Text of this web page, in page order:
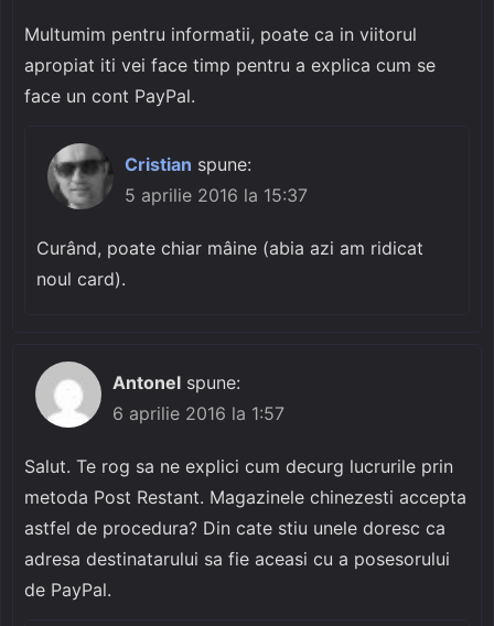
Multumim pentru informatii, poate ca in viitorul
apropiat iti vei face timp pentru a explica cum se
face un cont PayPal.
Cristian spune:
5 aprilie 2016 la 15:37
Curând, poate chiar mâine (abia azi am ridicat
noul card).
Antonel spune:
6 aprilie 2016 la 1:57
Salut. Te rog sa ne explici cum decurg lucrurile prin
metoda Post Restant. Magazinele chinezesti accepta
astfel de procedura? Din cate stiu unele doresc ca
adresa destinatarului sa fie aceasi cu a posesorului
de PayPal.